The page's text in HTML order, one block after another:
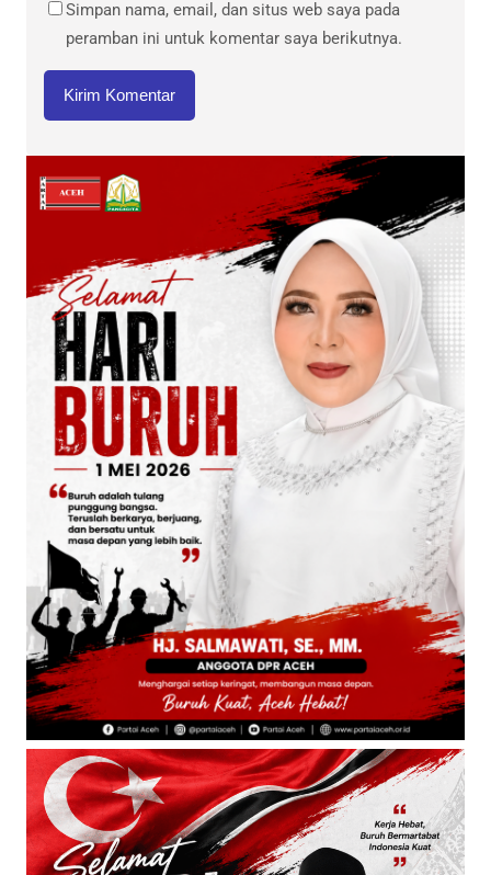
Simpan nama, email, dan situs web saya pada
peramban ini untuk komentar saya berikutnya.